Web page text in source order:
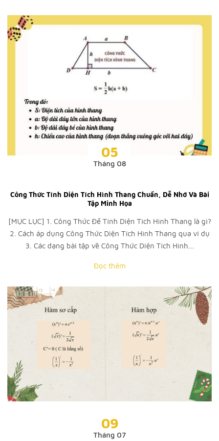
05
Tháng 08
Công Thức Tính Diện Tích Hình Thang Chuẩn, Dễ Nhớ Và Bài
Tập Minh Họa
[MỤC LỤC] 1. Công Thức Để Tính Diện Tích Hình Thang là gì?
2. Cách áp dụng Công Thức Diện Tích Hình Thang qua ví dụ
3. Các dạng bài tập về Công Thức Diện Tích Hình...
Đọc thêm
09
Tháng 07